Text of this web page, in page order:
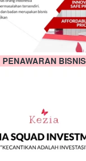
PENAWARAN BISNIS